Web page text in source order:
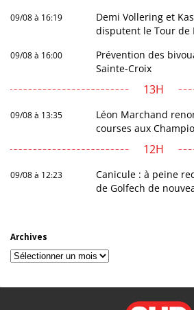
09/08 à 16:19
Demi Vollering et
disputent le Tour de
09/08 à 16:00
Prévention des
Sainte-Croix
13H
09/08 à 13:35
Léon Marchand
courses aux
12H
09/08 à 12:23
Canicule : à peine
de Golfech de
Archives
Archives